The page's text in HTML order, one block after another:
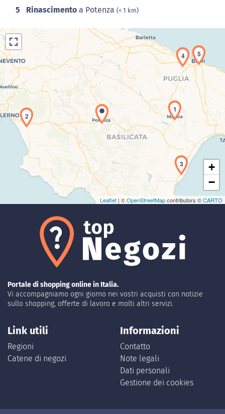
5 Rinascimento a Potenza (< 1 km)
Caricamento della carta in corso...
1
2
3
4 5
+
−
Leaflet | ©OpenStreetMapcontributors ©CARTO
Portale di shopping online in Italia.
Vi accompagniamo ogni giorno nei vostri acquisti con notizie
sullo shopping, offerte di lavoro e molti altri servizi.
Link utili
Regioni
Catene di negozi
Informazioni
Contatto
Note legali
Dati personali
Gestione dei cookies